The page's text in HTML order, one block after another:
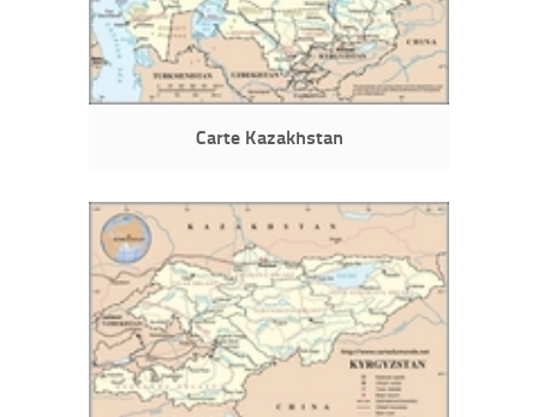
Carte Kazakhstan